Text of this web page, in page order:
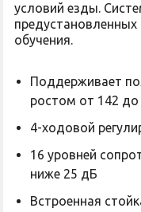
условий езды.
обучения.
Поддерживает
ростом от 142 до
4-ходовой
16 уровней
ниже 25 дБ
Встроенная